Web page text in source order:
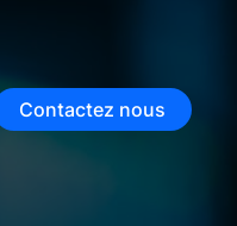
Contactez nous